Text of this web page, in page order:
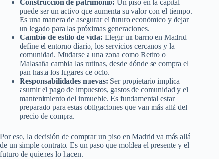
Construcción de patrimonio: Un piso en la capital
puede ser un activo que aumenta su valor con el tiempo.
Es una manera de asegurar el futuro económico y dejar
un legado para las próximas generaciones.
Cambio de estilo de vida: Elegir un barrio en Madrid
define el entorno diario, los servicios cercanos y la
comunidad. Mudarse a una zona como Retiro o
Malasaña cambia las rutinas, desde dónde se compra el
pan hasta los lugares de ocio.
Responsabilidades nuevas: Ser propietario implica
asumir el pago de impuestos, gastos de comunidad y el
mantenimiento del inmueble. Es fundamental estar
preparado para estas obligaciones que van más allá del
precio de compra.
Por eso, la decisión de comprar un piso en Madrid va más allá
de un simple contrato. Es un paso que moldea el presente y el
futuro de quienes lo hacen.